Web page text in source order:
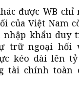
được WB chỉ
của Việt Nam
nhập khẩu duy
trữ ngoại hối
kéo dài lên
tài chính toàn